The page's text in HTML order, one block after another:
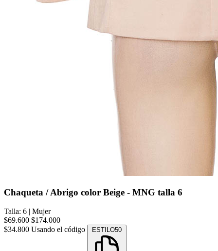
Chaqueta / Abrigo color Beige - MNG talla 6
Talla: 6 | Mujer
$69.600 $174.000
$34.800 Usando el código ESTILO50